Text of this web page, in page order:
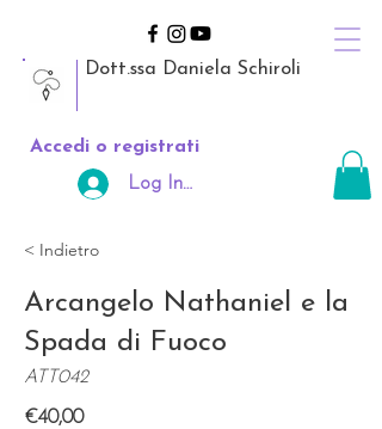
Dott.ssa Daniela Schiroli
Accedi o registrati
Log In Area Riservata
< Indietro
Arcangelo Nathaniel e la
Spada di Fuoco
ATT042
€40,00